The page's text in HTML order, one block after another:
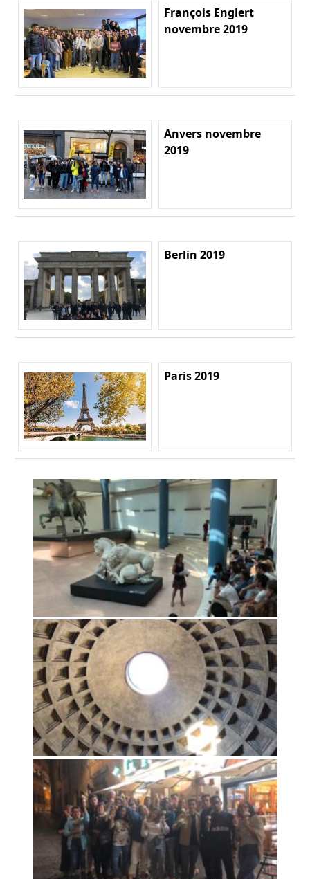
François Englert
novembre 2019
Anvers novembre
2019
Berlin 2019
Paris 2019